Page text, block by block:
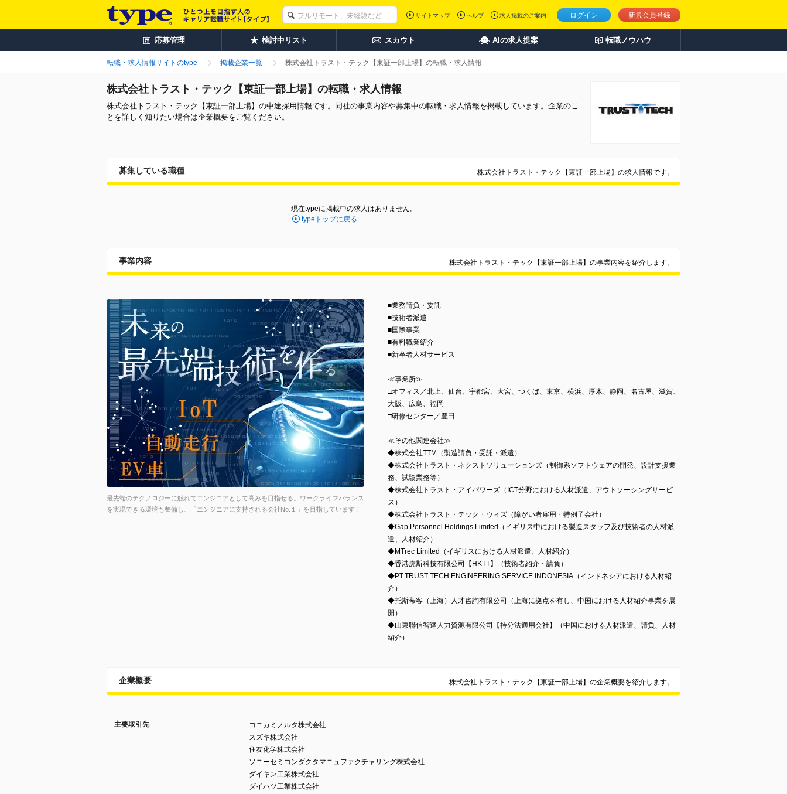
ログイン 新規会員登録
サイトマップ ヘルプ 求人掲載のご案内
応募管理 検討中リスト スカウト AIの求人提案 転職ノウハウ
転職・求人情報サイトのtype 掲載企業一覧 株式会社トラスト・テック【東証一部上場】の転職・求人情報
株式会社トラスト・テック【東証一部上場】の転職・求人情報
株式会社トラスト・テック【東証一部上場】の中途採用情報です。同社の事業内容や募集中の転職・求人情報を掲載しています。企業のこ
とを詳しく知りたい場合は企業概要をご覧ください。
募集している職種 株式会社トラスト・テック【東証一部上場】の求人情報です。
現在typeに掲載中の求人はありません。
typeトップに戻る
事業内容 株式会社トラスト・テック【東証一部上場】の事業内容を紹介します。
最先端のテクノロジーに触れてエンジニアとして高みを目指せる。ワークライフバランス
を実現できる環境も整備し、「エンジニアに支持される会社No.１」を目指しています！
■業務請負・委託
■技術者派遣
■国際事業
■有料職業紹介
■新卒者人材サービス
≪事業所≫
□オフィス／北上、仙台、宇都宮、大宮、つくば、東京、横浜、厚木、静岡、名古屋、滋賀、
大阪、広島、福岡
□研修センター／豊田
≪その他関連会社≫
◆株式会社TTM（製造請負・受託・派遣）
◆株式会社トラスト・ネクストソリューションズ（制御系ソフトウェアの開発、設計支援業
務、試験業務等）
◆株式会社トラスト・アイパワーズ（ICT分野における人材派遣、アウトソーシングサービ
ス）
◆株式会社トラスト・テック・ウィズ（障がい者雇用・特例子会社）
◆Gap Personnel Holdings Limited（イギリス中における製造スタッフ及び技術者の人材派
遣、人材紹介）
◆MTrec Limited（イギリスにおける人材派遣、人材紹介）
◆香港虎斯科技有限公司【HKTT】（技術者紹介・請負）
◆PT.TRUST TECH ENGINEERING SERVICE INDONESIA（インドネシアにおける人材紹
介）
◆托斯蒂客（上海）人才咨詢有限公司（上海に拠点を有し、中国における人材紹介事業を展
開）
◆山東聯信智達人力資源有限公司【持分法適用会社】（中国における人材派遣、請負、人材
紹介）
企業概要 株式会社トラスト・テック【東証一部上場】の企業概要を紹介します。
主要取引先
コニカミノルタ株式会社
スズキ株式会社
住友化学株式会社
ソニーセミコンダクタマニュファクチャリング株式会社
ダイキン工業株式会社
ダイハツ工業株式会社